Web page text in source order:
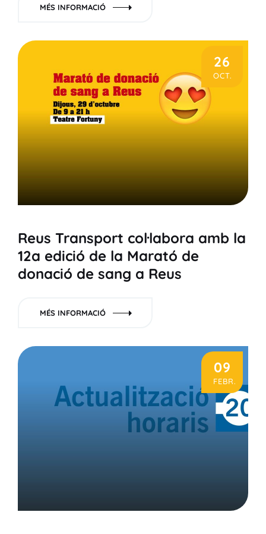
MÉS INFORMACIÓ
26
OCT.
Reus Transport col·labora amb la
12a edició de la Marató de
donació de sang a Reus
MÉS INFORMACIÓ
09
FEBR.